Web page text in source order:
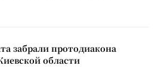
забрали протодиакона
области